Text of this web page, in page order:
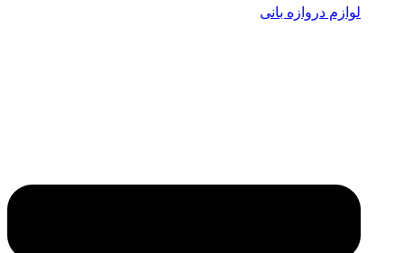
لوازم دروازه بانی